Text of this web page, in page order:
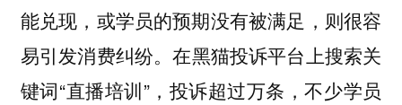
能兑现，或学员的预期没有被满足，则很容
易引发消费纠纷。在黑猫投诉平台上搜索关
键词“直播培训”，投诉超过万条，不少学员